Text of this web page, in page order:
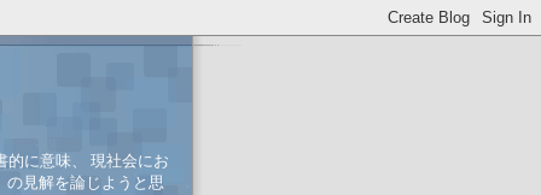
的に意味、 現社会にお
の見解を論じようと思